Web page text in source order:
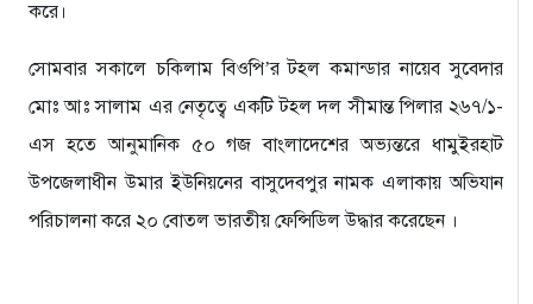
করে।
সোমবার সকালে চকিলাম বিওপি’র টহল কমান্ডার নায়েব সুবেদার
মোঃ আঃ সালাম এর নেতৃত্বে একটি টহল দল সীমান্ত পিলার ২৬৭/১-
এস হতে আনুমানিক ৫০ গজ বাংলাদেশের অভ্যন্তরে ধামুইরহাট
উপজেলাধীন উমার ইউনিয়নের বাসুদেবপুর নামক এলাকায় অভিযান
পরিচালনা করে ২০ বোতল ভারতীয় ফেন্সিডিল উদ্ধার করেছেন ।